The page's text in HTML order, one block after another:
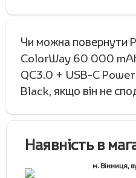
Чи можна повернути
ColorWay 60 000
QC3.0 + USB-C
Black, якщо він не
Наявність в
м. Вінниця,